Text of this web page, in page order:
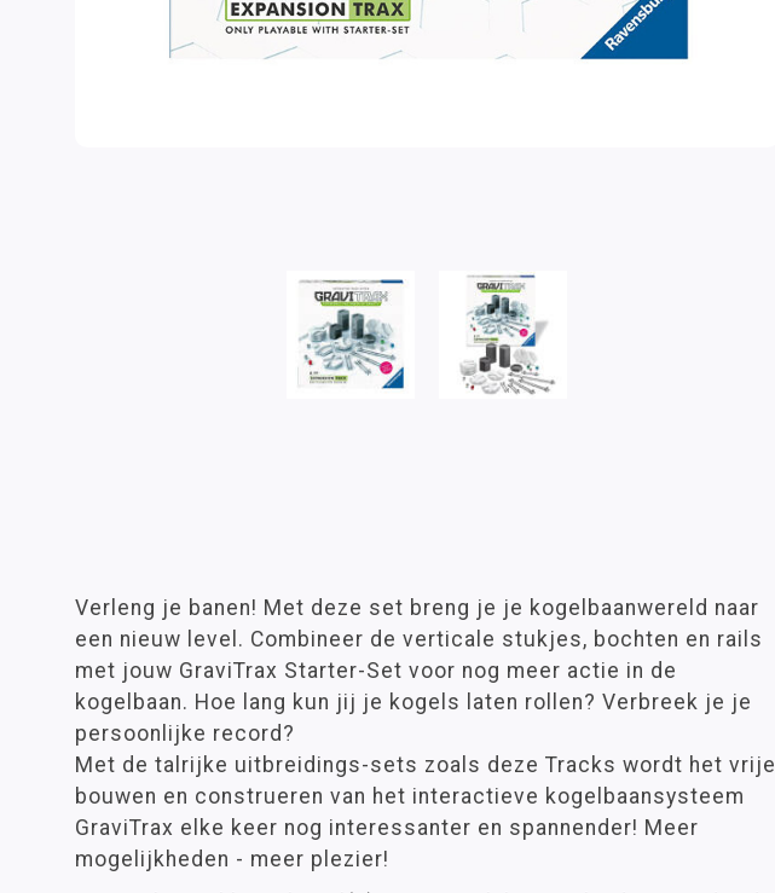
Verleng je banen! Met deze set breng je je kogelbaanwereld naar
een nieuw level. Combineer de verticale stukjes, bochten en rails
met jouw GraviTrax Starter-Set voor nog meer actie in de
kogelbaan. Hoe lang kun jij je kogels laten rollen? Verbreek je je
persoonlijke record?
Met de talrijke uitbreidings-sets zoals deze Tracks wordt het vrije
bouwen en construeren van het interactieve kogelbaansysteem
GraviTrax elke keer nog interessanter en spannender! Meer
mogelijkheden - meer plezier!